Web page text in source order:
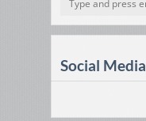
Social Media